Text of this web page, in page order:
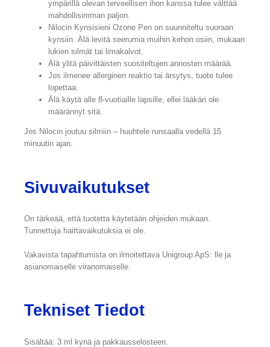
ympärillä olevan terveellisen ihon kanssa tulee välttää
mahdollisimman paljon.
Nilocin Kynsisieni Ozone Pen on suunniteltu suoraan
kynsiin. Älä levitä seerumia muihin kehon osiin, mukaan
lukien silmät tai limakalvot.
Älä ylitä päivittäisten suositeltujen annosten määrää.
Jos ilmenee allerginen reaktio tai ärsytys, tuote tulee
lopettaa.
Älä käytä alle 8-vuotiaille lapsille, ellei lääkäri ole
määrännyt sitä.
Jos Nilocin joutuu silmiin – huuhtele runsaalla vedellä 15
minuutin ajan.
Sivuvaikutukset
On tärkeää, että tuotetta käytetään ohjeiden mukaan.
Tunnettuja haittavaikutuksia ei ole.
Vakavista tapahtumista on ilmoitettava Unigroup ApS: lle ja
asianomaiselle viranomaiselle.
Tekniset Tiedot
Sisältää: 3 ml kynä ja pakkausselosteen.